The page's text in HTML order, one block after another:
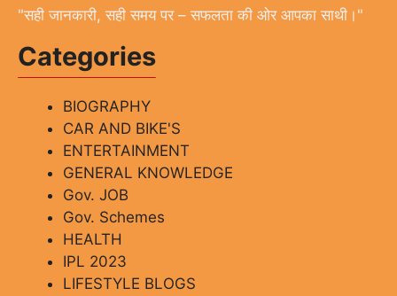
"सही जानकारी, सही समय पर – सफलता की ओर आपका साथी।"
Categories
BIOGRAPHY
CAR AND BIKE'S
ENTERTAINMENT
GENERAL KNOWLEDGE
Gov. JOB
Gov. Schemes
HEALTH
IPL 2023
LIFESTYLE BLOGS